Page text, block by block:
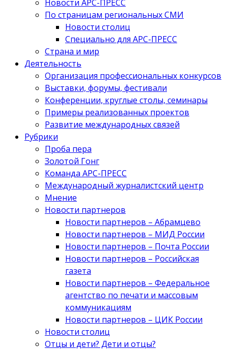
Новости АРС-ПРЕСС
По страницам региональных СМИ
Новости столиц
Специально для АРС-ПРЕСС
Страна и мир
Деятельность
Организация профессиональных конкурсов
Выставки, форумы, фестивали
Конференции, круглые столы, семинары
Примеры реализованных проектов
Развитие международных связей
Рубрики
Проба пера
Золотой Гонг
Команда АРС-ПРЕСС
Международный журналистский центр
Мнение
Новости партнеров
Новости партнеров – Абрамцево
Новости партнеров – МИД России
Новости партнеров – Почта России
Новости партнеров – Российская
газета
Новости партнеров – Федеральное
агентство по печати и массовым
коммуникациям
Новости партнеров – ЦИК России
Новости столиц
Отцы и дети? Дети и отцы?